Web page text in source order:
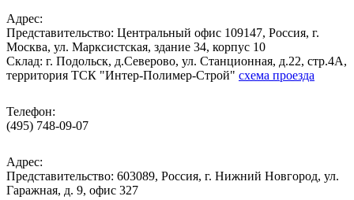
Адрес:
Представительство: Центральный офис 109147, Россия, г.
Москва, ул. Марксистская, здание 34, корпус 10
Cклад: г. Подольск, д.Северово, ул. Станционная, д.22, стр.4А,
территория ТСК "Интер-Полимер-Строй" схема проезда
Телефон:
(495) 748-09-07
Адрес:
Представительство: 603089, Россия, г. Нижний Новгород, ул.
Гаражная, д. 9, офис 327